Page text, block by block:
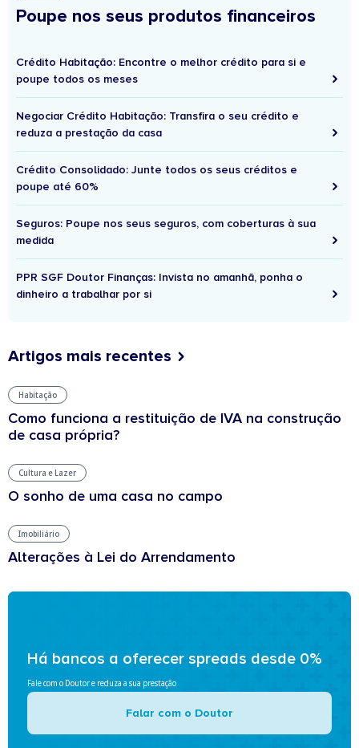
Poupe nos seus produtos financeiros
Crédito Habitação: Encontre o melhor crédito para si e
poupe todos os meses
Negociar Crédito Habitação: Transfira o seu crédito e
reduza a prestação da casa
Crédito Consolidado: Junte todos os seus créditos e
poupe até 60%
Seguros: Poupe nos seus seguros, com coberturas à sua
medida
PPR SGF Doutor Finanças: Invista no amanhã, ponha o
dinheiro a trabalhar por si
Artigos mais recentes
Habitação
Como funciona a restituição de IVA na construção
de casa própria?
Cultura e Lazer
O sonho de uma casa no campo
Imobiliário
Alterações à Lei do Arrendamento
Há bancos a oferecer spreads desde 0%
Fale com o Doutor e reduza a sua prestação
Falar com o Doutor